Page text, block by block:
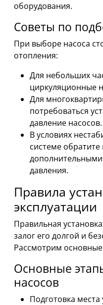
оборудования.
Советы по
При выборе насоса
отопления:
Для небольших
циркуляционные
Для
потребоваться
давление насосов.
В условиях
системе
давления.
Правила
эксплуатации
Правильная
залог его долгой и
Рассмотрим
Основные
насосов
Подготовка